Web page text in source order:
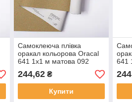
Самоклеюча плівка
оракал кольорова Oracal
641 1x1 м матова 092
мідний
244,62₴
Купити
641